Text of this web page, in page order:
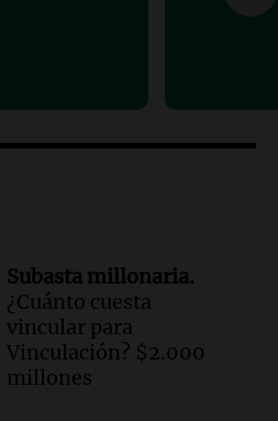
Subasta millonaria.
¿Cuánto cuesta
vincular para
Vinculación? $2.000
millones